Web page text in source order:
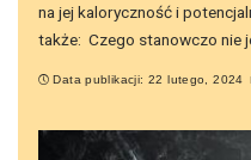
na jej kaloryczność i
także: Czego stanowczo nie
Data publikacji: 22 lutego, 2024